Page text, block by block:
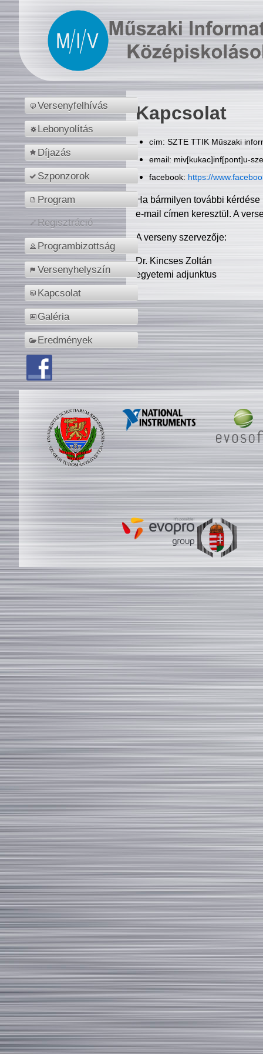
Versenyfelhívás
Lebonyolítás
Díjazás
Szponzorok
Program
Regisztráció
Programbizottság
Versenyhelyszín
Kapcsolat
Galéria
Eredmények
Kapcsolat
cím: SZTE TTIK Műszaki
email: miv[kukac]inf[pont]u-
facebook: https://
Ha bármilyen további
e-mail címen keresztül. A
A verseny szervezője:
Dr. Kincses Zoltán
egyetemi adjunktus